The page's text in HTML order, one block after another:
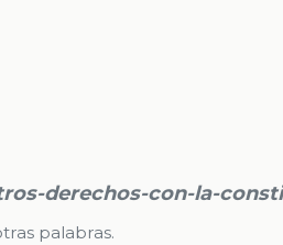
derechos-con-la-
palabras.